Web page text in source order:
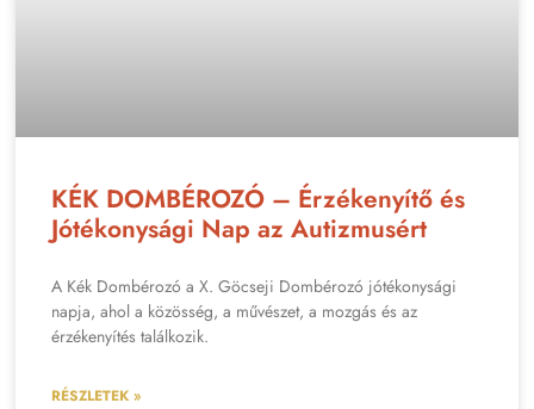
KÉK DOMBÉROZÓ – Érzékenyítő és
Jótékonysági Nap az Autizmusért
A Kék Dombérozó a X. Göcseji Dombérozó jótékonysági
napja, ahol a közösség, a művészet, a mozgás és az
érzékenyítés találkozik.
RÉSZLETEK »